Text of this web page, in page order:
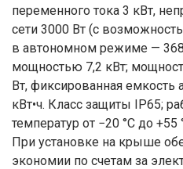
переменного тока 3 кВт,
сети 3000 Вт (с
в автономном режиме —
мощностью 7,2 кВт;
Вт, фиксированная емкость
кВт•ч. Класс защиты IP65;
температур от −20 °C до
При установке на крыше
экономии по счетам за